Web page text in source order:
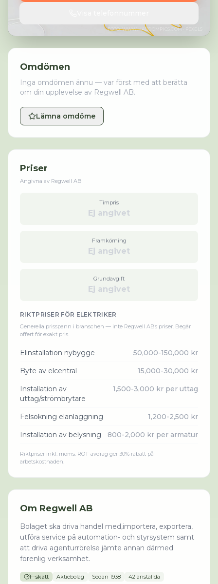
FOTO:WWW.KABOOMPICS.COM· PEXELS
Omdömen
Inga omdömen ännu — var först med att berätta
om din upplevelse av Regwell AB.
Lämna omdöme
Priser
Angivna av Regwell AB
Timpris
Ej angivet
Framkörning
Ej angivet
Grundavgift
Ej angivet
RIKTPRISER FÖR ELEKTRIKER
Generella prisspann i branschen — inte Regwell ABs priser. Begär
offert för exakt pris.
Elinstallation nybygge 50,000-150,000 kr
Byte av elcentral 15,000-30,000 kr
Installation av
uttag/strömbrytare
1,500-3,000 kr per uttag
Felsökning elanläggning 1,200-2,500 kr
Installation av belysning 800-2,000 kr per armatur
Riktpriser inkl. moms. ROT-avdrag ger 30% rabatt på
arbetskostnaden.
Om Regwell AB
Bolaget ska driva handel med,importera, exportera,
utföra service på automation- och styrsystem samt
att driva agenturrörelse jämte annan därmed
förenlig verksamhet.
F-skatt Aktiebolag Sedan 1938 42 anställda